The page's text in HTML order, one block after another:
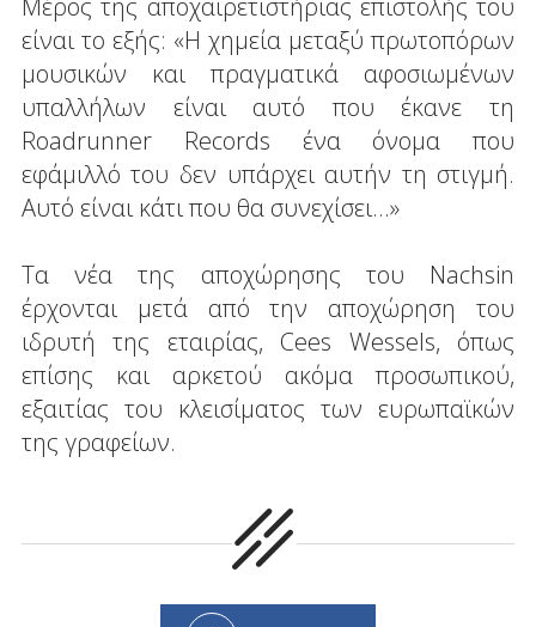
είναι το εξής: «Η χημεία μεταξύ πρωτοπόρων
μουσικών και πραγματικά αφοσιωμένων
υπαλλήλων είναι αυτό που έκανε τη
Roadrunner Records ένα όνομα που
εφάμιλλό του δεν υπάρχει αυτήν τη στιγμή.
Αυτό είναι κάτι που θα συνεχίσει...»
Τα νέα της αποχώρησης του Nachsin
έρχονται μετά από την αποχώρηση του
ιδρυτή της εταιρίας, Cees Wessels, όπως
επίσης και αρκετού ακόμα προσωπικού,
εξαιτίας του κλεισίματος των ευρωπαϊκών
της γραφείων.